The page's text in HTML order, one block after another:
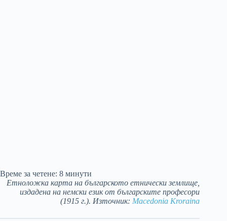
Време за четене: 8 минути
Етноложка карта на българското етнически землище,
издадена на немски език от българските професори
(1915 г.). Източник: Macedonia Kroraina